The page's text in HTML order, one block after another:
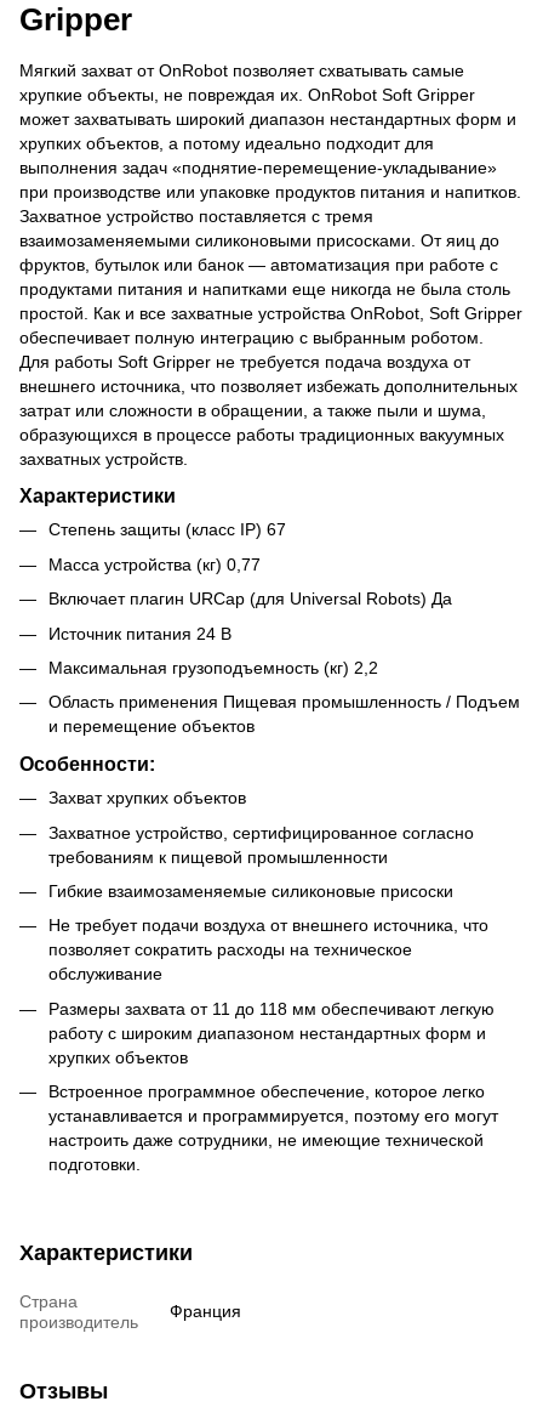
Gripper
Мягкий захват от OnRobot позволяет схватывать самые
хрупкие объекты, не повреждая их. OnRobot Soft Gripper
может захватывать широкий диапазон нестандартных форм и
хрупких объектов, а потому идеально подходит для
выполнения задач «поднятие-перемещение-укладывание»
при производстве или упаковке продуктов питания и напитков.
Захватное устройство поставляется с тремя
взаимозаменяемыми силиконовыми присосками. От яиц до
фруктов, бутылок или банок — автоматизация при работе с
продуктами питания и напитками еще никогда не была столь
простой. Как и все захватные устройства OnRobot, Soft Gripper
обеспечивает полную интеграцию с выбранным роботом.
Для работы Soft Gripper не требуется подача воздуха от
внешнего источника, что позволяет избежать дополнительных
затрат или сложности в обращении, а также пыли и шума,
образующихся в процессе работы традиционных вакуумных
захватных устройств.
Характеристики
Степень защиты (класс IP) 67
Масса устройства (кг) 0,77
Включает плагин URCap (для Universal Robots) Да
Источник питания 24 В
Максимальная грузоподъемность (кг) 2,2
Область применения Пищевая промышленность / Подъем
и перемещение объектов
Особенности:
Захват хрупких объектов
Захватное устройство, сертифицированное согласно
требованиям к пищевой промышленности
Гибкие взаимозаменяемые силиконовые присоски
Не требует подачи воздуха от внешнего источника, что
позволяет сократить расходы на техническое
обслуживание
Размеры захвата от 11 до 118 мм обеспечивают легкую
работу с широким диапазоном нестандартных форм и
хрупких объектов
Встроенное программное обеспечение, которое легко
устанавливается и программируется, поэтому его могут
настроить даже сотрудники, не имеющие технической
подготовки.
Характеристики
Страна
производитель
Франция
Отзывы